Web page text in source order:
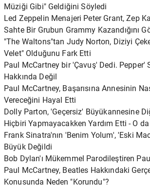
Müziği Gibi" Geldiğini Söyledi
Led Zeppelin Menajeri Peter Grant, Zep
Sahte Bir Grubun Grammy Kazandığını
"The Waltons"tan Judy Norton, Diziyi
Velet" Olduğunu Fark Etti
Paul McCartney bir 'Çavuş' Dedi. Pepper'
Hakkında Değil
Paul McCartney, Başarısına Annesinin
Vereceğini Hayal Etti
Dolly Parton, 'Geçersiz' Büyükannesine
Hiçbiri Yapmayacakken Yardım Etti - O
Frank Sinatra'nın 'Benim Yolum', 'Eski
Büyük Değildi
Bob Dylan'ı Mükemmel Parodileştiren
Paul McCartney, Beatles Hakkındaki
Konusunda Neden "Korundu"?